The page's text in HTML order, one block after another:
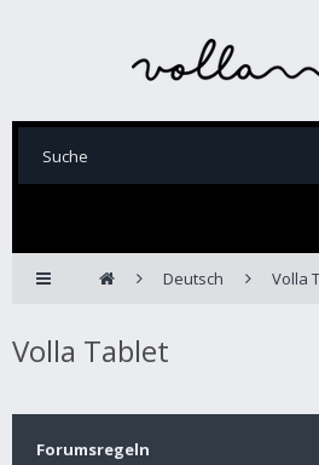
Deutsch Volla
Volla Tablet
Forumsregeln